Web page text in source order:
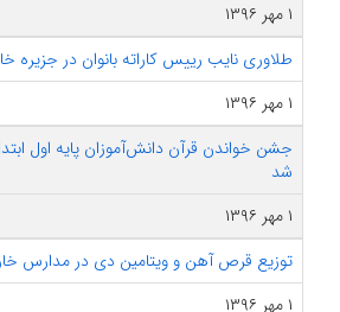
۱ مهر ۱۳۹۶
طلاوری نایب رییس کاراته بانوان در جزیره
۱ مهر ۱۳۹۶
جشن خواندن قرآن دانش‌آموزان پایه اول
شد
۱ مهر ۱۳۹۶
توزیع قرص آهن و ویتامین دی در مدارس
۱ مهر ۱۳۹۶